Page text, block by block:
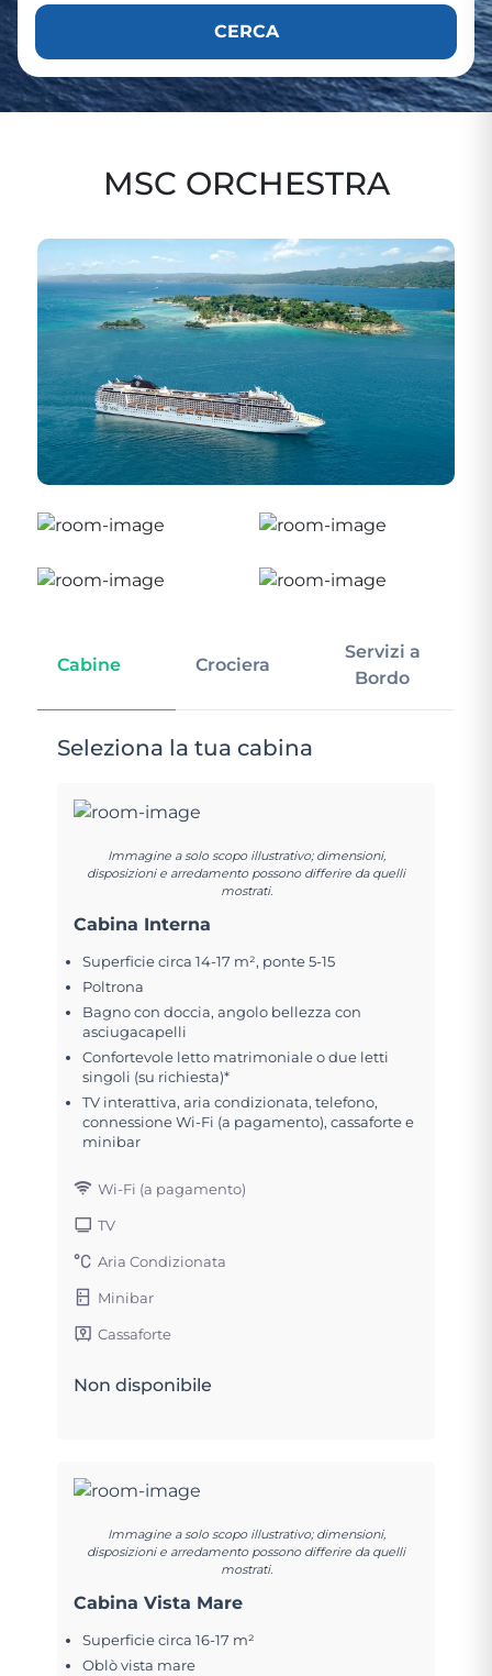
CERCA
MSC ORCHESTRA
Cabine Crociera
Servizi a
Bordo
Seleziona la tua cabina
Immagine a solo scopo illustrativo; dimensioni,
disposizioni e arredamento possono differire da quelli
mostrati.
Cabina Interna
Superficie circa 14-17 m², ponte 5-15
Poltrona
Bagno con doccia, angolo bellezza con
asciugacapelli
Confortevole letto matrimoniale o due letti
singoli (su richiesta)*
TV interattiva, aria condizionata, telefono,
connessione Wi-Fi (a pagamento), cassaforte e
minibar
Wi-Fi (a pagamento)
TV
Aria Condizionata
Minibar
Cassaforte
Non disponibile
Immagine a solo scopo illustrativo; dimensioni,
disposizioni e arredamento possono differire da quelli
mostrati.
Cabina Vista Mare
Superficie circa 16-17 m²
Oblò vista mare